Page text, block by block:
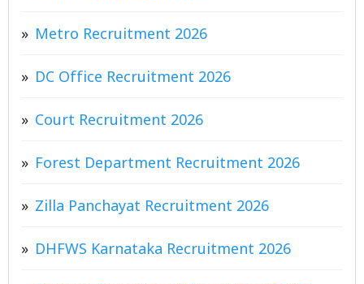
Metro Recruitment 2026
DC Office Recruitment 2026
Court Recruitment 2026
Forest Department Recruitment 2026
Zilla Panchayat Recruitment 2026
DHFWS Karnataka Recruitment 2026